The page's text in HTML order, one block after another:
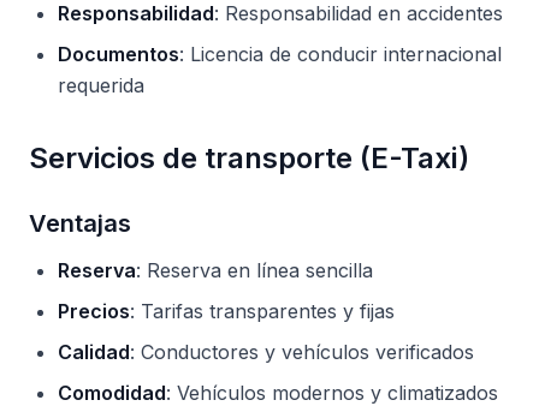
Responsabilidad: Responsabilidad en accidentes
Documentos: Licencia de conducir internacional
requerida
Servicios de transporte (E-Taxi)
Ventajas
Reserva: Reserva en línea sencilla
Precios: Tarifas transparentes y fijas
Calidad: Conductores y vehículos verificados
Comodidad: Vehículos modernos y climatizados